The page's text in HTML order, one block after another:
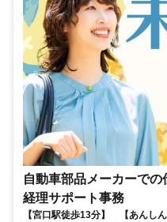
自動車部品メーカーで
経理サポート事務
【宮口駅徒歩13分】 【あんし